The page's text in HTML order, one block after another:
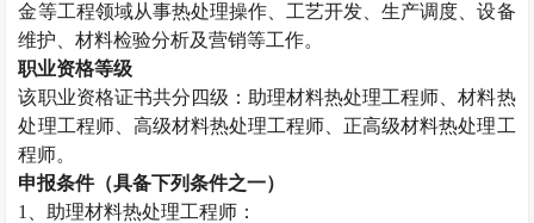
金等工程领域从事热处理操作、工艺开发、生产调度、设备
维护、材料检验分析及营销等工作。
职业资格等级
该职业资格证书共分四级：助理材料热处理工程师、材料热
处理工程师、高级材料热处理工程师、正高级材料热处理工
程师。
申报条件（具备下列条件之一）
1
、助理材料热处理工程师：